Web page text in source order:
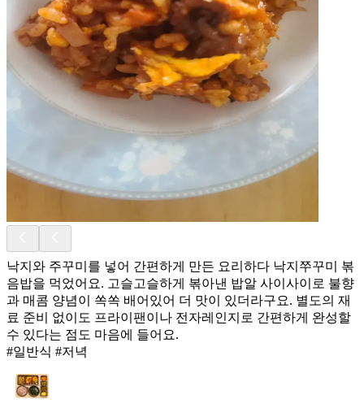
낙지와 주꾸미를 넣어 간편하게 만든 요리하다 낙지쭈꾸미 볶
음밥을 먹었어요. 고슬고슬하게 볶아낸 밥알 사이사이로 불향
과 매콤 양념이 쏙쏙 배어있어 더 맛이 있더라구요. 별도의 재
료 준비 없이도 프라이팬이나 전자레인지로 간편하게 완성할
수 있다는 점도 마음에 들어요.
#일반식 #저녁